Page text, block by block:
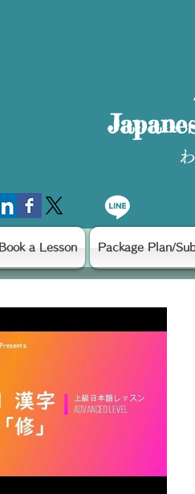
Book a Lesson Package Plan/